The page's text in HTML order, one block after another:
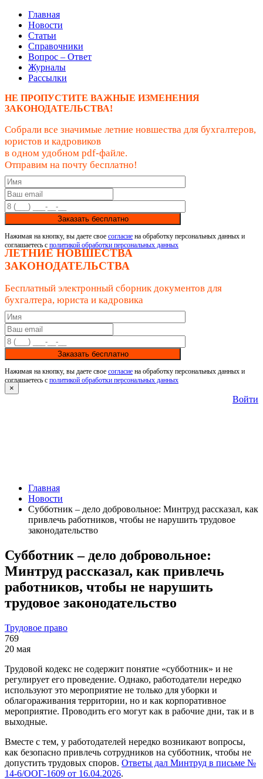
Главная
Новости
Статьи
Справочники
Вопрос – Ответ
Журналы
Рассылки
НЕ ПРОПУСТИТЕ ВАЖНЫЕ ИЗМЕНЕНИЯ
ЗАКОНОДАТЕЛЬСТВА!
Собрали все значимые летние новшества для бухгалтеров,
юристов и кадровиков
в одном удобном pdf-файле.
Отправим на почту бесплатно!
Заказать бесплатно
Нажимая на кнопку, вы даете свое согласие на обработку персональных данных и
соглашаетесь с политикой обработки персональных данных
ЛЕТНИЕ НОВШЕСТВА
ЗАКОНОДАТЕЛЬСТВА
Бесплатный электронный сборник документов для
бухгалтера, юриста и кадровика
Заказать бесплатно
Нажимая на кнопку, вы даете свое согласие на обработку персональных данных и
соглашаетесь с политикой обработки персональных данных
×
Войти
Главная
Новости
Субботник – дело добровольное: Минтруд рассказал, как
привлечь работников, чтобы не нарушить трудовое
законодательство
Субботник – дело добровольное:
Минтруд рассказал, как привлечь
работников, чтобы не нарушить
трудовое законодательство
Трудовое право
769
20 мая
Трудовой кодекс не содержит понятие «субботник» и не
регулирует его проведение. Однако, работодатели нередко
используют это мероприятие не только для уборки и
облагораживания территории, но и как корпоративное
мероприятие. Проводить его могут как в рабочие дни, так и в
выходные.
Вместе с тем, у работодателей нередко возникают вопросы,
как безопасно привлечь сотрудников на субботник, чтобы не
допустить трудовых споров. Ответы дал Минтруд в письме №
14-6/ООГ-1609 от 16.04.2026.